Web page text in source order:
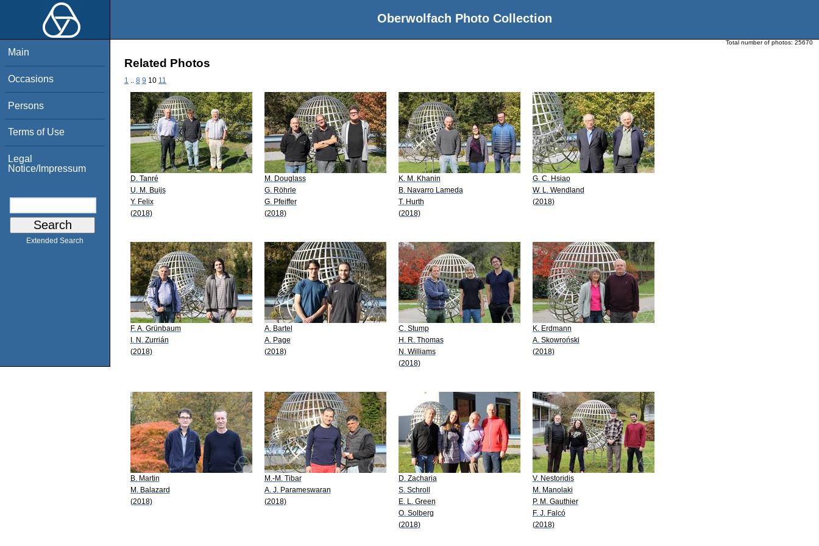
Oberwolfach Photo Collection
Main
Occasions
Persons
Terms of Use
Legal
Notice/Impressum
Extended Search
Total number of photos: 25670
Related Photos
1 8 9 10 11
D. Tanré
U. M. Buijs
Y. Felix
(2018)
M. Douglass
G. Röhrle
G. Pfeiffer
(2018)
K. M. Khanin
B. Navarro Lameda
T. Hurth
(2018)
G. C. Hsiao
W. L. Wendland
(2018)
F. A. Grünbaum
I. N. Zurrián
(2018)
A. Bartel
A. Page
(2018)
C. Stump
H. R. Thomas
N. Williams
(2018)
K. Erdmann
A. Skowroński
(2018)
B. Martin
M. Balazard
(2018)
M.-M. Tibar
A. J. Parameswaran
(2018)
D. Zacharia
S. Schroll
E. L. Green
O. Solberg
(2018)
V. Nestoridis
M. Manolaki
P. M. Gauthier
F. J. Falcó
(2018)